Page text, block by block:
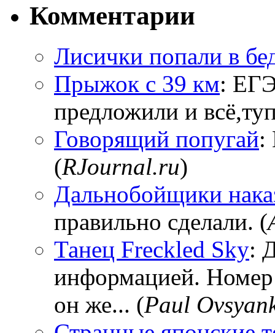
Комментарии
Лисички попали в
Прыжок с 39 км:
предложили и
Говорящий попугай:
(RJournal.ru)
Дальнобойщики
правильно сделали. (
Танец Freckled Sky:
информацией.
он же... (Paul